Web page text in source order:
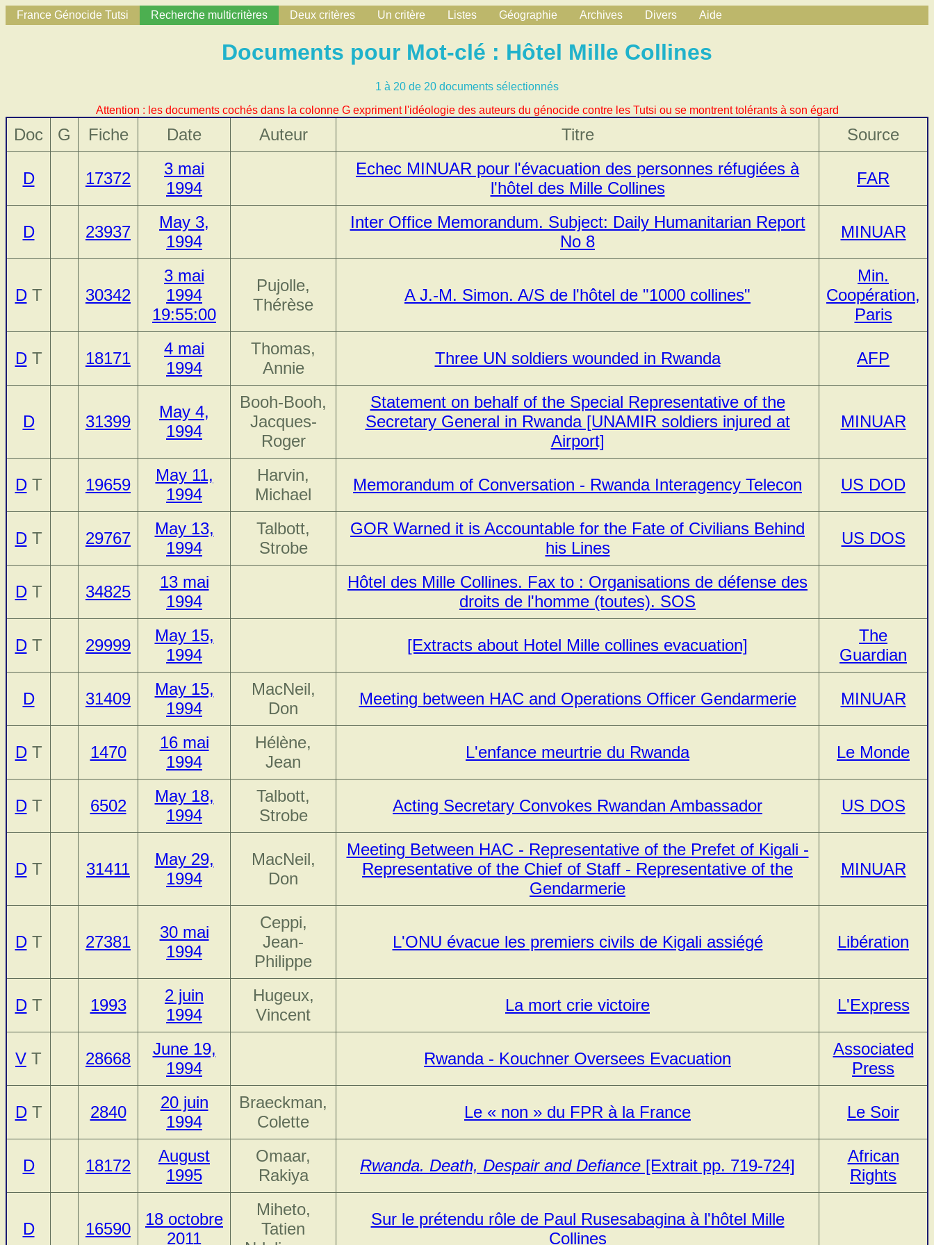
France Génocide Tutsi Recherche multicritères Deux critères Un critère Listes Géographie Archives Divers Aide
Documents pour Mot-clé : Hôtel Mille Collines
1 à 20 de 20 documents sélectionnés
Attention : les documents cochés dans la colonne G expriment l'idéologie des auteurs du génocide contre les Tutsi ou se montrent tolérants à son égard
Doc G Fiche Date Auteur Titre Source
D 17372
3 mai
1994
Echec MINUAR pour l'évacuation des personnes réfugiées à
l'hôtel des Mille Collines
FAR
D 23937
May 3,
1994
Inter Office Memorandum. Subject: Daily Humanitarian Report
No 8
MINUAR
DT 30342
3 mai
1994
19:55:00
Pujolle,
Thérèse
A J.-M. Simon. A/S de l'hôtel de "1000 collines"
Min.
Coopération,
Paris
DT 18171
4 mai
1994
Thomas,
Annie
Three UN soldiers wounded in Rwanda AFP
D 31399
May 4,
1994
Booh-Booh,
Jacques-
Roger
Statement on behalf of the Special Representative of the
Secretary General in Rwanda [UNAMIR soldiers injured at
Airport]
MINUAR
DT 19659
May 11,
1994
Harvin,
Michael
Memorandum of Conversation - Rwanda Interagency Telecon US DOD
DT 29767
May 13,
1994
Talbott,
Strobe
GOR Warned it is Accountable for the Fate of Civilians Behind
his Lines
US DOS
DT 34825
13 mai
1994
Hôtel des Mille Collines. Fax to : Organisations de défense des
droits de l'homme (toutes). SOS
DT 29999
May 15,
1994
[Extracts about Hotel Mille collines evacuation]
The
Guardian
D 31409
May 15,
1994
MacNeil,
Don
Meeting between HAC and Operations Officer Gendarmerie MINUAR
DT 1470
16 mai
1994
Hélène,
Jean
L'enfance meurtrie du Rwanda Le Monde
DT 6502
May 18,
1994
Talbott,
Strobe
Acting Secretary Convokes Rwandan Ambassador US DOS
DT 31411
May 29,
1994
MacNeil,
Don
Meeting Between HAC - Representative of the Prefet of Kigali -
Representative of the Chief of Staff - Representative of the
Gendarmerie
MINUAR
DT 27381
30 mai
1994
Ceppi,
Jean-
Philippe
L'ONU évacue les premiers civils de Kigali assiégé Libération
DT 1993
2 juin
1994
Hugeux,
Vincent
La mort crie victoire L'Express
V T 28668
June 19,
1994
Rwanda - Kouchner Oversees Evacuation
Associated
Press
DT 2840
20 juin
1994
Braeckman,
Colette
Le « non » du FPR à la France Le Soir
D 18172
August
1995
Omaar,
Rakiya
Rwanda. Death, Despair and Defiance [Extrait pp. 719-724]
African
Rights
D 16590
18 octobre
2011
Miheto,
Tatien
Sur le prétendu rôle de Paul Rusesabagina à l'hôtel Mille
Collines